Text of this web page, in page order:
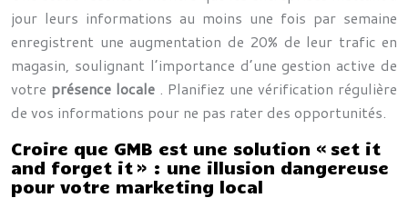
jour leurs informations au moins une fois par semaine
enregistrent une augmentation de 20% de leur trafic en
magasin, soulignant l’importance d’une gestion active de
votre présence locale . Planifiez une vérification régulière
de vos informations pour ne pas rater des opportunités.
Croire que GMB est une solution « set it
and forget it » : une illusion dangereuse
pour votre marketing local